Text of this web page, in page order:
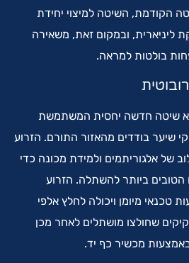
הקודמת, השיטה למיצוי יחידת
ליניארית, ובמקום זאת, משאירה
בולטות למראה.
שיטה חדשה יחסית המשתמשת
שיער בודדים מהאזור התורם. הזרוע
של אלגוריתמים ולמידת מכונה כדי
הטובים ביותר להשתלה. הזרוע
טכנאי מיומן ויכולה לחלץ אלפי
שחולצו מושתלים לאחר מכן
מכשיר כף יד.